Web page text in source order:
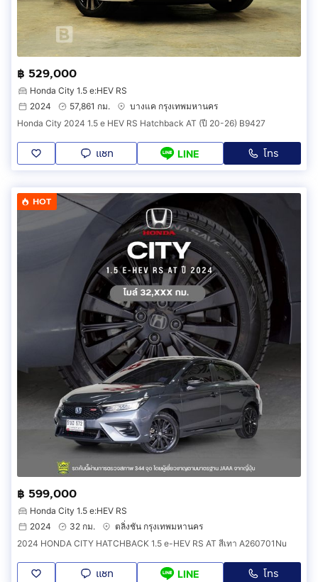
฿ 529,000
Honda City 1.5 e:HEV RS
2024
57,861 กม.
บางแค กรุงเทพมหานคร
Honda City 2024 1.5 e HEV RS Hatchback AT (ปี 20-26) B9427
แชท LINE โทร
HOT
฿ 599,000
Honda City 1.5 e:HEV RS
2024
32 กม.
ตลิ่งชัน กรุงเทพมหานคร
2024 HONDA CITY HATCHBACK 1.5 e-HEV RS AT สีเทา A260701Nu
แชท LINE โทร